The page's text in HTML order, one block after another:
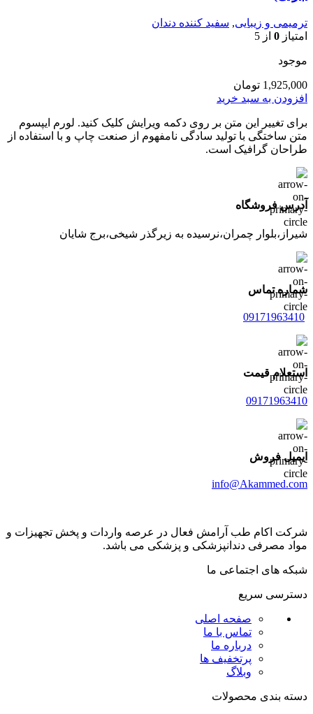
ترمیمی و زیبایی, سفید کننده دندان
امتیاز 0 از 5
موجود
1,925,000 تومان
افزودن به سبد خرید
برای تغییر این متن بر روی دکمه ویرایش کلیک کنید. لورم ایپسوم
متن ساختگی با تولید سادگی نامفهوم از صنعت چاپ و با استفاده از
طراحان گرافیک است.
آدرس فروشگاه
شیراز،بلوار چمران،نرسیده به زیرگذر شیخی،برج شایان
شماره تماس
09171963410
استعلام قیمت
09171963410
ایمیل فروش
info@Akammed.com
شرکت اکام طب آرامش فعال در عرصه واردات و پخش تجھیزات و
مواد مصرفی دندانپزشکی و پزشکی می باشد.
شبکه های اجتماعی ما
دسترسی سریع
صفحه اصلی
تماس با ما
درباره ما
پرتخفیف ها
وبلاگ
دسته بندی محصولات